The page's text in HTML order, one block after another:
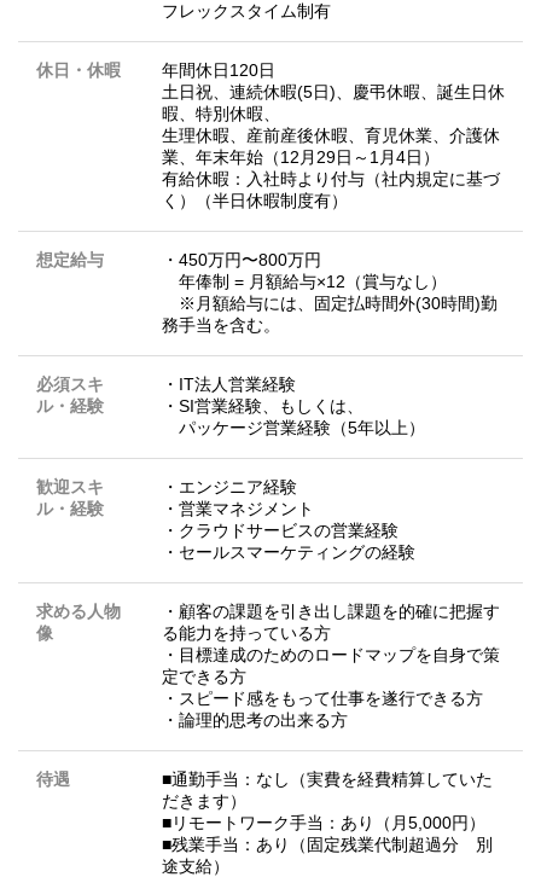
フレックスタイム制有
休日・休暇
年間休日120日
土日祝、連続休暇(5日)、慶弔休暇、誕生日休
暇、特別休暇、
生理休暇、産前産後休暇、育児休業、介護休
業、年末年始（12月29日～1月4日）
有給休暇：入社時より付与（社内規定に基づ
く）（半日休暇制度有）
想定給与
・450万円〜800万円
年俸制 = 月額給与×12（賞与なし）
※月額給与には、固定払時間外(30時間)勤
務手当を含む。
必須スキ
ル・経験
・IT法人営業経験
・SI営業経験、もしくは、
パッケージ営業経験（5年以上）
歓迎スキ
ル・経験
・エンジニア経験
・営業マネジメント
・クラウドサービスの営業経験
・セールスマーケティングの経験
求める人物
像
・顧客の課題を引き出し課題を的確に把握す
る能力を持っている方
・目標達成のためのロードマップを自身で策
定できる方
・スピード感をもって仕事を遂行できる方
・論理的思考の出来る方
待遇
■通勤手当：なし（実費を経費精算していた
だきます）
■リモートワーク手当：あり（月5,000円）
■残業手当：あり（固定残業代制超過分 別
途支給）